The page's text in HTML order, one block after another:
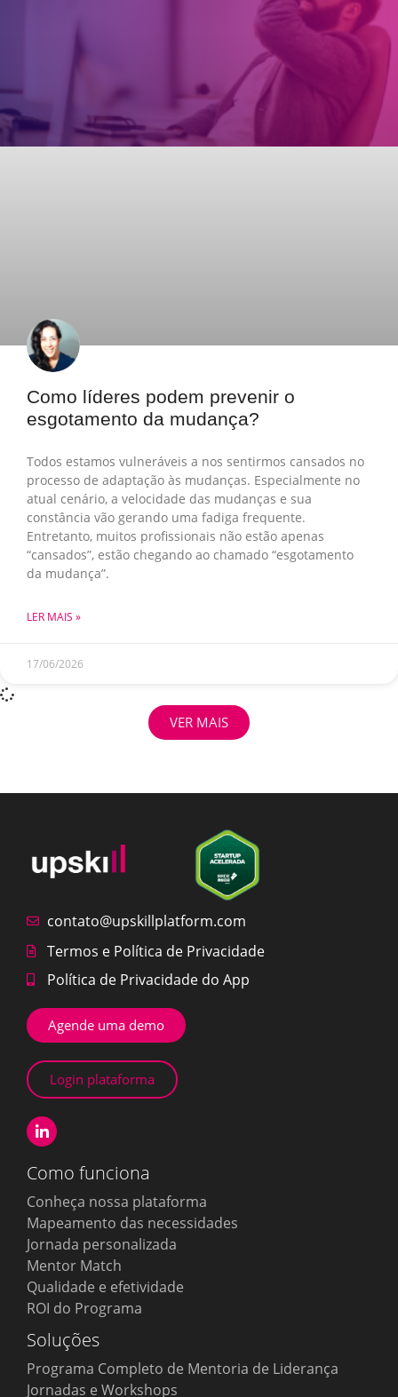
Como líderes podem prevenir o
esgotamento da mudança?
Todos estamos vulneráveis a nos sentirmos cansados no
processo de adaptação às mudanças. Especialmente no
atual cenário, a velocidade das mudanças e sua
constância vão gerando uma fadiga frequente.
Entretanto, muitos profissionais não estão apenas
“cansados”, estão chegando ao chamado “esgotamento
da mudança”.
LER MAIS »
17/06/2026
VER MAIS
contato@upskillplatform.com
Termos e Política de Privacidade
Política de Privacidade do App
Agende uma demo
Login plataforma
Como funciona
Conheça nossa plataforma
Mapeamento das necessidades
Jornada personalizada
Mentor Match
Qualidade e efetividade
ROI do Programa
Soluções
Programa Completo de Mentoria de Liderança
Jornadas e Workshops